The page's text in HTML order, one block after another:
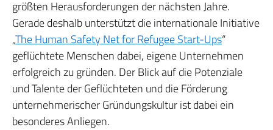
größten Herausforderungen der nächsten Jahre.
Gerade deshalb unterstützt die internationale Initiative
„The Human Safety Net for Refugee Start-Ups“
geflüchtete Menschen dabei, eigene Unternehmen
erfolgreich zu gründen. Der Blick auf die Potenziale
und Talente der Geflüchteten und die Förderung
unternehmerischer Gründungskultur ist dabei ein
besonderes Anliegen.